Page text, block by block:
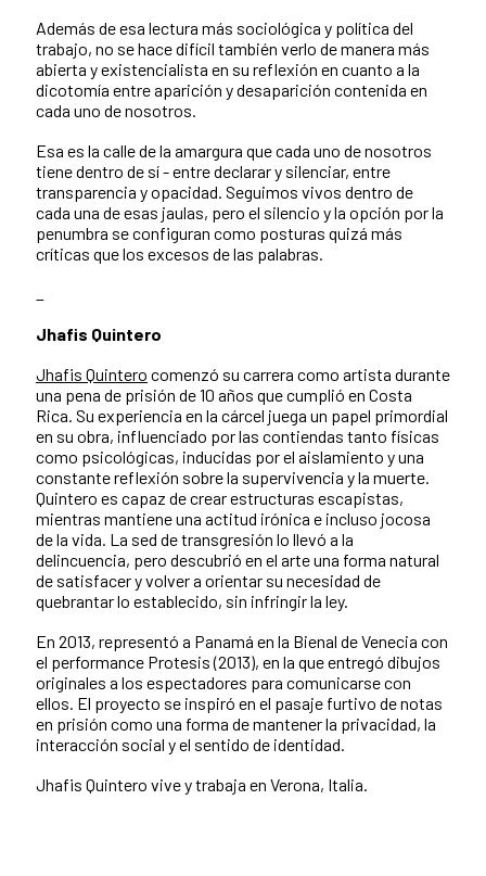
Además de esa lectura más sociológica y política del
trabajo, no se hace difícil también verlo de manera más
abierta y existencialista en su reflexión en cuanto a la
dicotomía entre aparición y desaparición contenida en
cada uno de nosotros.
Esa es la calle de la amargura que cada uno de nosotros
tiene dentro de sí - entre declarar y silenciar, entre
transparencia y opacidad. Seguimos vivos dentro de
cada una de esas jaulas, pero el silencio y la opción por la
penumbra se configuran como posturas quizá más
críticas que los excesos de las palabras.
Jhafis Quintero
Jhafis Quintero comenzó su carrera como artista durante
una pena de prisión de 10 años que cumplió en Costa
Rica. Su experiencia en la cárcel juega un papel primordial
en su obra, influenciado por las contiendas tanto físicas
como psicológicas, inducidas por el aislamiento y una
constante reflexión sobre la supervivencia y la muerte.
Quintero es capaz de crear estructuras escapistas,
mientras mantiene una actitud irónica e incluso jocosa
de la vida. La sed de transgresión lo llevó a la
delincuencia, pero descubrió en el arte una forma natural
de satisfacer y volver a orientar su necesidad de
quebrantar lo establecido, sin infringir la ley.
En 2013, representó a Panamá en la Bienal de Venecia con
el performance Protesis (2013), en la que entregó dibujos
originales a los espectadores para comunicarse con
ellos. El proyecto se inspiró en el pasaje furtivo de notas
en prisión como una forma de mantener la privacidad, la
interacción social y el sentido de identidad.
Jhafis Quintero vive y trabaja en Verona, Italia.